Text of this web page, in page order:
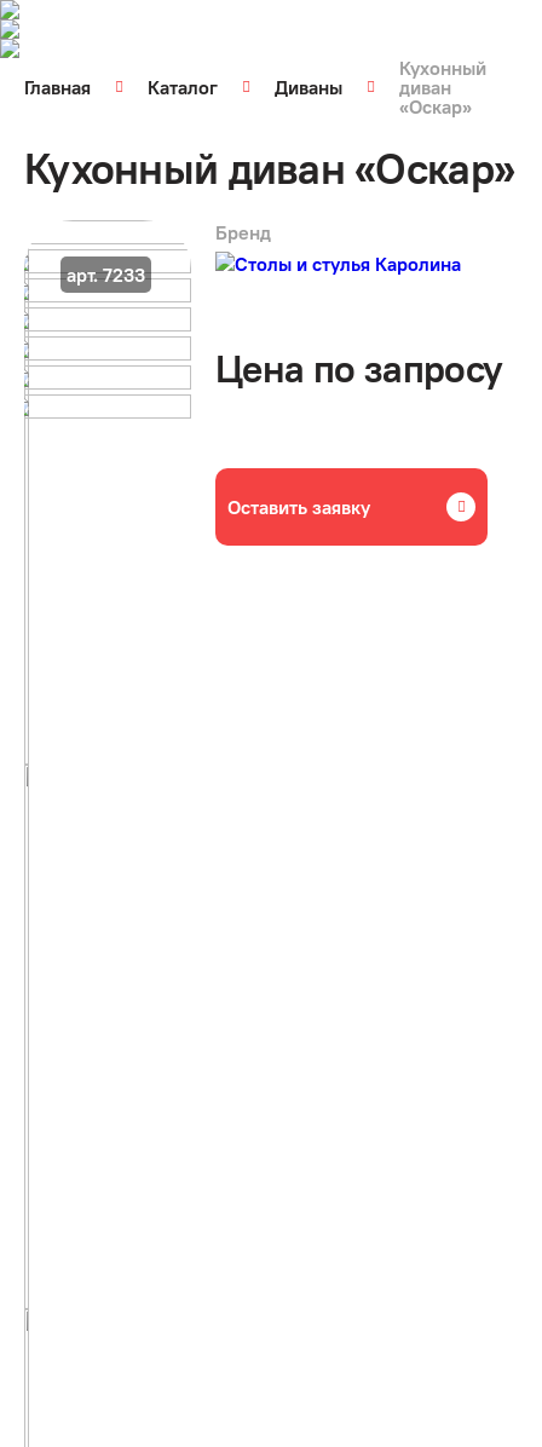
Главная Каталог Диваны
Кухонный
диван
«Оскар»
Кухонный диван «Оскар»
арт. 7233
Бренд
Цена по запросу
Оставить заявку